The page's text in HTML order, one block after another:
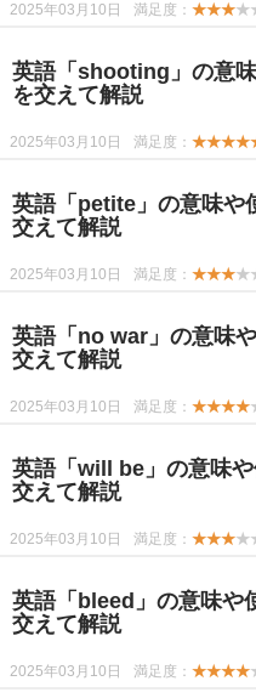
2025年03月10日 満足度： ★★★
英語「shooting」の意
を交えて解説
2025年03月10日 満足度：
英語「petite」の意味や
交えて解説
2025年03月10日 満足度： ★★★
英語「no war」の意味
交えて解説
2025年03月10日 満足度： ★★★★
英語「will be」の意味
交えて解説
2025年03月10日 満足度： ★★★
英語「bleed」の意味や
交えて解説
2025年03月10日 満足度： ★★★★